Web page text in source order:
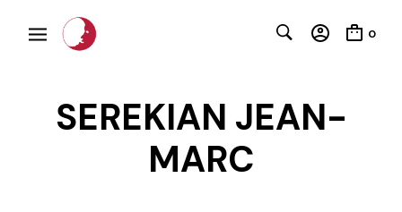
0
SEREKIAN JEAN-
MARC